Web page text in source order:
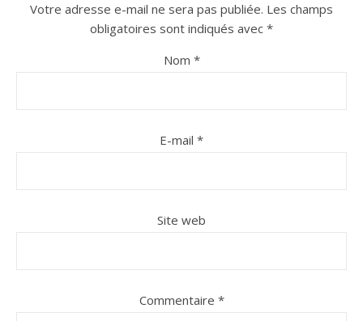
sur Instagram
sur Instagram
Votre adresse e-mail ne sera pas publiée. Les champs
obligatoires sont indiqués avec *
Nom *
E-mail *
Site web
Commentaire *